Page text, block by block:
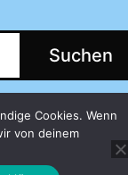
Suchen
Cookies. Wenn
von deinem